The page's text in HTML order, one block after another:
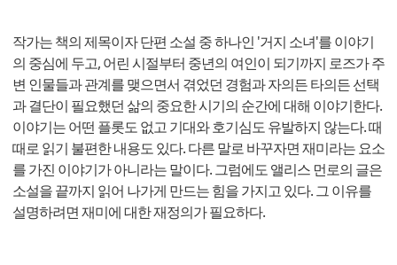
작가는 책의 제목이자 단편 소설 중 하나인 '거지 소녀'를 이야기
의 중심에 두고, 어린 시절부터 중년의 여인이 되기까지 로즈가 주
변 인물들과 관계를 맺으면서 겪었던 경험과 자의든 타의든 선택
과 결단이 필요했던 삶의 중요한 시기의 순간에 대해 이야기한다.
이야기는 어떤 플롯도 없고 기대와 호기심도 유발하지 않는다. 때
때로 읽기 불편한 내용도 있다. 다른 말로 바꾸자면 재미라는 요소
를 가진 이야기가 아니라는 말이다. 그럼에도 앨리스 먼로의 글은
소설을 끝까지 읽어 나가게 만드는 힘을 가지고 있다. 그 이유를
설명하려면 재미에 대한 재정의가 필요하다.